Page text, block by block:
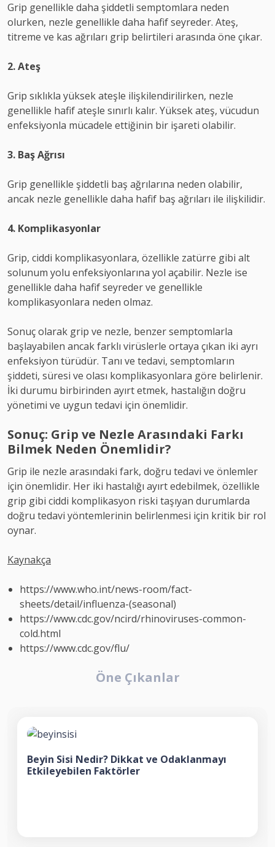
Grip genellikle daha şiddetli semptomlara neden
olurken, nezle genellikle daha hafif seyreder. Ateş,
titreme ve kas ağrıları grip belirtileri arasında öne çıkar.
2. Ateş
Grip sıklıkla yüksek ateşle ilişkilendirilirken, nezle
genellikle hafif ateşle sınırlı kalır. Yüksek ateş, vücudun
enfeksiyonla mücadele ettiğinin bir işareti olabilir.
3. Baş Ağrısı
Grip genellikle şiddetli baş ağrılarına neden olabilir,
ancak nezle genellikle daha hafif baş ağrıları ile ilişkilidir.
4. Komplikasyonlar
Grip, ciddi komplikasyonlara, özellikle zatürre gibi alt
solunum yolu enfeksiyonlarına yol açabilir. Nezle ise
genellikle daha hafif seyreder ve genellikle
komplikasyonlara neden olmaz.
Sonuç olarak grip ve nezle, benzer semptomlarla
başlayabilen ancak farklı virüslerle ortaya çıkan iki ayrı
enfeksiyon türüdür. Tanı ve tedavi, semptomların
şiddeti, süresi ve olası komplikasyonlara göre belirlenir.
İki durumu birbirinden ayırt etmek, hastalığın doğru
yönetimi ve uygun tedavi için önemlidir.
Sonuç: Grip ve Nezle Arasındaki Farkı
Bilmek Neden Önemlidir?
Grip ile nezle arasındaki fark, doğru tedavi ve önlemler
için önemlidir. Her iki hastalığı ayırt edebilmek, özellikle
grip gibi ciddi komplikasyon riski taşıyan durumlarda
doğru tedavi yöntemlerinin belirlenmesi için kritik bir rol
oynar.
Kaynakça
https://www.who.int/news-room/fact-
sheets/detail/influenza-(seasonal)
https://www.cdc.gov/ncird/rhinoviruses-common-
cold.html
https://www.cdc.gov/flu/
Öne Çıkanlar
Beyin Sisi Nedir? Dikkat ve Odaklanmayı
Etkileyebilen Faktörler